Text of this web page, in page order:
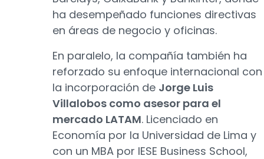
ha desempeñado funciones directivas
en áreas de negocio y oficinas.
En paralelo, la compañía también ha
reforzado su enfoque internacional con
la incorporación de Jorge Luis
Villalobos como asesor para el
mercado LATAM. Licenciado en
Economía por la Universidad de Lima y
con un MBA por IESE Business School,